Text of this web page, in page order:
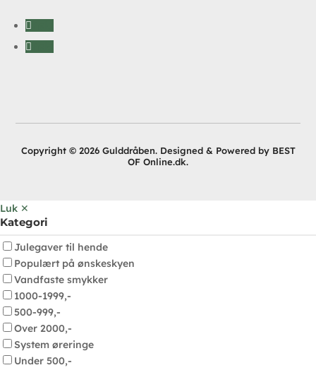
Copyright © 2026 Gulddråben. Designed & Powered by BEST
OF Online.dk.
Luk ✕
Kategori
Julegaver til hende
Populært på ønskeskyen
Vandfaste smykker
1000-1999,-
500-999,-
Over 2000,-
System øreringe
Under 500,-